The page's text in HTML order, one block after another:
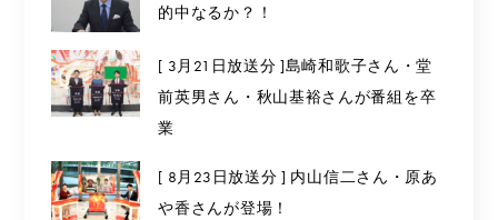
的中なるか？！
[ 3月21日放送分 ]島崎和歌子さん・堂
前英男さん・秋山基裕さんが番組を卒
業
[ 8月23日放送分 ] 内山信二さん・原あ
や香さんが登場！